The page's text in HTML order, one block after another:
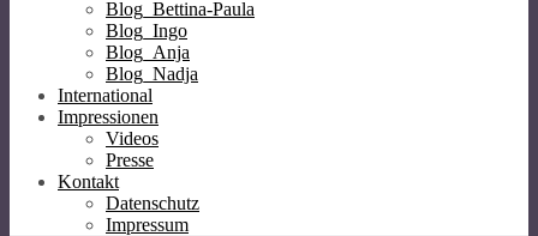
Blog_Bettina-Paula
Blog_Ingo
Blog_Anja
Blog_Nadja
International
Impressionen
Videos
Presse
Kontakt
Datenschutz
Impressum